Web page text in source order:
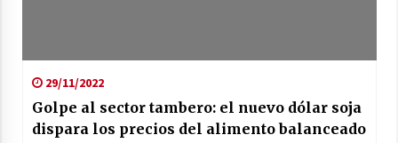
29/11/2022
Golpe al sector tambero: el nuevo dólar soja
dispara los precios del alimento balanceado